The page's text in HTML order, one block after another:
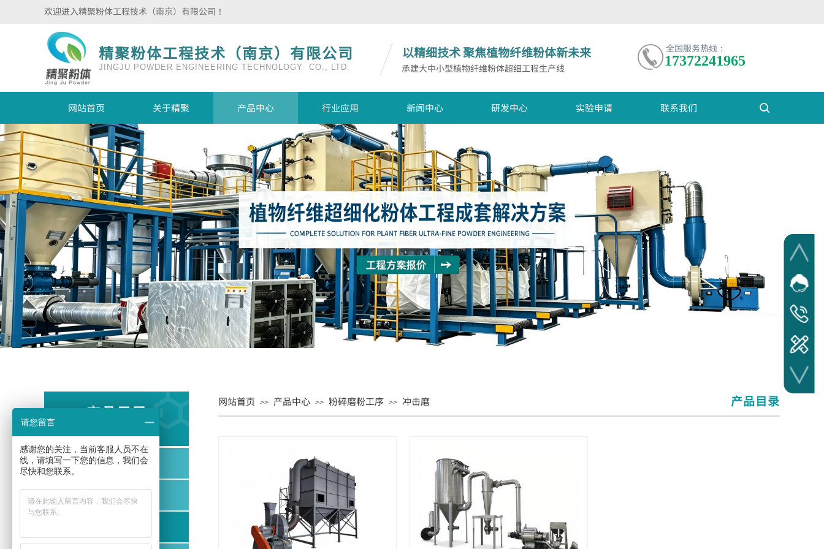
欢迎进入精聚粉体工程技术（南京）有限公司 ！
17372241965
精聚粉体工程技术（南京）有限公司 以精细技术聚焦植物纤维粉体新未来
JINGJU POWDER ENGINEERING TECHNOLOGY CO., LTD.
全国服务热线：
承建大中小型植物纤维粉体超细工程生产线
网站首页 关于精聚 产品中心 行业应用 新闻中心 研发中心 实验申请 联系我们
产品目录
产品目​录
网站首页 >> 产品中心 >> 粉碎磨粉工序 >> 冲击磨
汽爆工序
烘干工序
网站客
服务热线
请您留言
感谢您的关注，当前客服人员不在
线，请填写一下您的信息，我们会
尽快和您联系。